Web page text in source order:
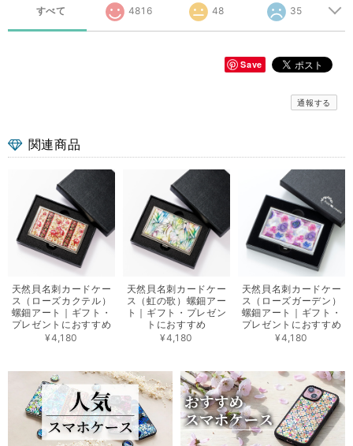
すべて 4816 48 35
Save
通報する
関連商品
天然貝名刺カードケー
ス（ローズカクテル）
螺鈿アート｜ギフト・
プレゼントにおすすめ
¥4,180
天然貝名刺カードケー
ス（虹の歌）螺鈿アー
ト｜ギフト・プレゼン
トにおすすめ
¥4,180
天然貝名刺カードケー
ス（ローズガーデン）
螺鈿アート｜ギフト・
プレゼントにおすすめ
¥4,180